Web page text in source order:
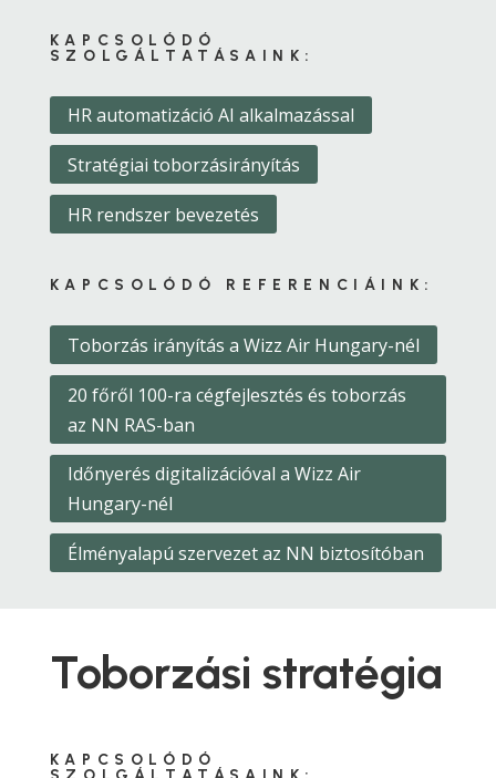
KAPCSOLÓDÓ
SZOLGÁLTATÁSAINK:
HR automatizáció AI alkalmazással
Stratégiai toborzásirányítás
HR rendszer bevezetés
KAPCSOLÓDÓ REFERENCIÁINK:
Toborzás irányítás a Wizz Air Hungary-nél
20 főről 100-ra cégfejlesztés és toborzás
az NN RAS-ban
Időnyerés digitalizációval a Wizz Air
Hungary-nél
Élményalapú szervezet az NN biztosítóban
Toborzási stratégia
KAPCSOLÓDÓ